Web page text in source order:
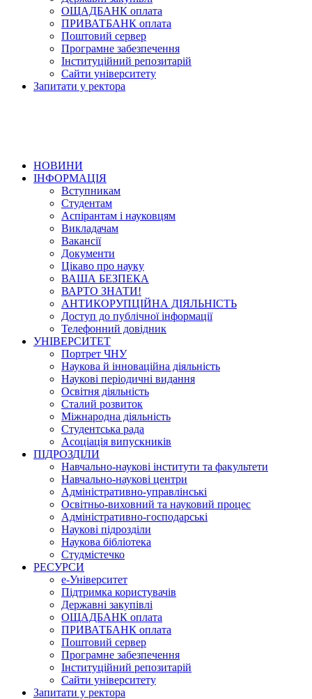
ОЩАДБАНК оплата
ПРИВАТБАНК оплата
Поштовий сервер
Програмне забезпечення
Інституційний репозитарій
Сайти університету
Запитати у ректора
НОВИНИ
ІНФОРМАЦІЯ
Вступникам
Студентам
Аспірантам і науковцям
Викладачам
Вакансії
Документи
Цікаво про науку
ВАША БЕЗПЕКА
ВАРТО ЗНАТИ!
АНТИКОРУПЦІЙНА ДІЯЛЬНІСТЬ
Доступ до публічної інформації
Телефонний довідник
УНІВЕРСИТЕТ
Портрет ЧНУ
Наукова й інноваційна діяльність
Наукові періодичні видання
Освітня діяльність
Сталий розвиток
Міжнародна діяльність
Студентська рада
Асоціація випускників
ПІДРОЗДІЛИ
Навчально-наукові інститути та факультети
Навчально-наукові центри
Адміністративно-управлінські
Освітньо-виховний та науковий процес
Адміністративно-господарські
Наукові підрозділи
Наукова бібліотека
Студмістечко
РЕСУРСИ
е-Університет
Підтримка користувачів
Державні закупівлі
ОЩАДБАНК оплата
ПРИВАТБАНК оплата
Поштовий сервер
Програмне забезпечення
Інституційний репозитарій
Сайти університету
Запитати у ректора